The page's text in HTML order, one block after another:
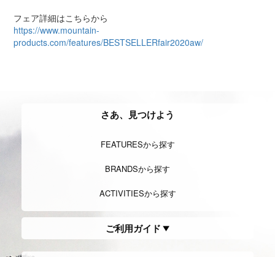
フェア詳細はこちらから
https://www.mountain-
products.com/features/BESTSELLERfair2020aw/
さあ、見つけよう
FEATURESから探す
BRANDSから探す
ACTIVITIESから探す
ご利用ガイド